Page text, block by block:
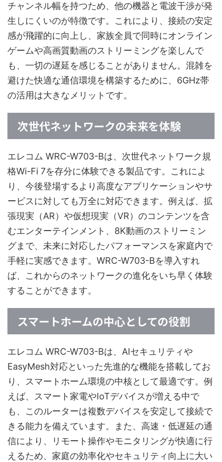
チャンネル幅を持つため、他の機器と電波干渉が発
生しにくいのが特徴です。これにより、接続の安定
感が飛躍的に向上し、家族全員で同時にオンライン
ゲームや高画質動画のストリーミングを楽しんで
も、一切の遅延を感じることがありません。混雑を
避けた快適な通信環境を構築するために、6GHz帯
の活用は大きなメリットです。
次世代ネットワークの未来を体験
エレコム WRC-W703-Bは、次世代ネットワーク規
格Wi-Fi 7を存分に体験できる製品です。これによ
り、今後登場するより高度なアプリケーションやサ
ービスに対しても万全に対応できます。例えば、拡
張現実（AR）や仮想現実（VR）のコンテンツを含
むエンターテインメント、8K動画のストリーミン
グまで、未来に対応したパフォーマンスを家庭内で
手軽に実感できます。WRC-W703-Bを導入すれ
ば、これからのネットワークの進化をいち早く体験
することができます。
スマートホームの中心としての役割
エレコム WRC-W703-Bは、AIセキュリティや
EasyMesh対応といった先進的な機能を搭載してお
り、スマートホーム環境の中核として最適です。例
えば、スマート家電やIoTデバイスが増える中で
も、このルーターは複数デバイスを安定して接続で
きる能力を備えています。また、高速・低遅延の通
信により、リモート操作やモニタリングが快適に行
えるため、家庭の効率化やセキュリティ向上に大い